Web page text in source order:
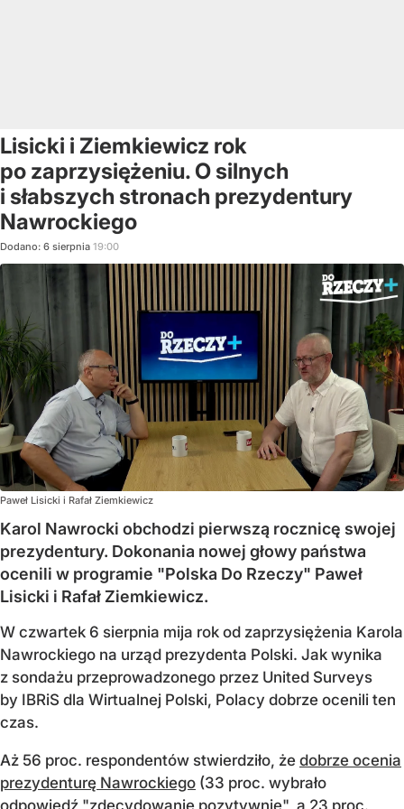
Lisicki i Ziemkiewicz rok
po zaprzysiężeniu. O silnych
i słabszych stronach prezydentury
Nawrockiego
Dodano: 6 sierpnia 19:00
Paweł Lisicki i Rafał Ziemkiewicz
Karol Nawrocki obchodzi pierwszą rocznicę swojej
prezydentury. Dokonania nowej głowy państwa
ocenili w programie "Polska Do Rzeczy" Paweł
Lisicki i Rafał Ziemkiewicz.
W czwartek 6 sierpnia mija rok od zaprzysiężenia Karola
Nawrockiego na urząd prezydenta Polski. Jak wynika
z sondażu przeprowadzonego przez United Surveys
by IBRiS dla Wirtualnej Polski, Polacy dobrze ocenili ten
czas.
Aż 56 proc. respondentów stwierdziło, że dobrze ocenia
prezydenturę Nawrockiego (33 proc. wybrało